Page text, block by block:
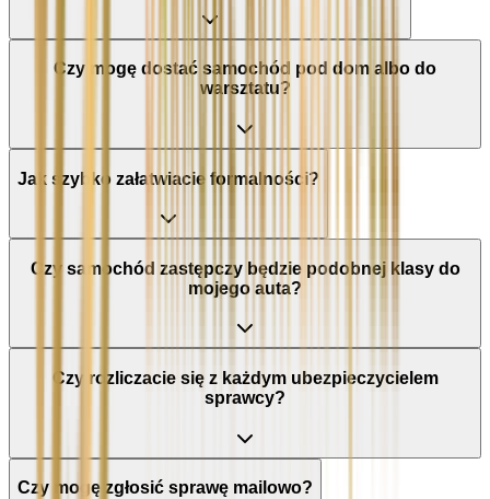
Czy mogę dostać samochód pod dom albo do
warsztatu?
Jak szybko załatwiacie formalności?
Czy samochód zastępczy będzie podobnej klasy do
mojego auta?
Czy rozliczacie się z każdym ubezpieczycielem
sprawcy?
Czy mogę zgłosić sprawę mailowo?